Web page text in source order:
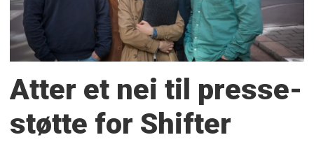
Atter et nei til presse­
støtte for Shifter